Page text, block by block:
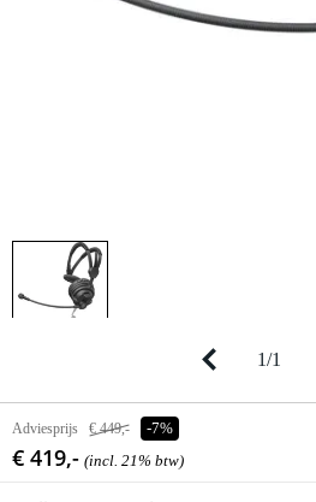
1/1
Adviesprijs € 449,- -7%
€ 419,- (incl. 21% btw)